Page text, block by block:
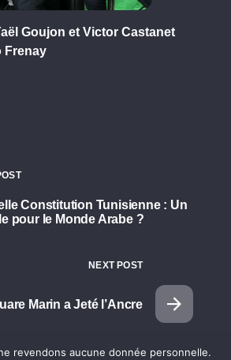
Goujon et Victor Castanet
Frenay
Constitution Tunisienne : Un
pour le Monde Arabe ?
NEXT POST
Marin a Jeté l’Ancre
revendons aucune donnée personnelle.